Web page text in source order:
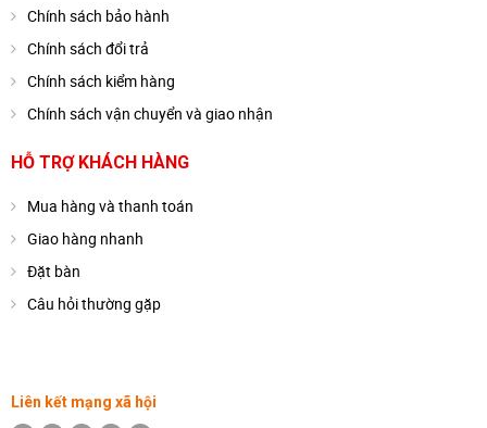
Chính sách bảo hành
Chính sách đổi trả
Chính sách kiểm hàng
Chính sách vận chuyển và giao nhận
HỖ TRỢ KHÁCH HÀNG
Mua hàng và thanh toán
Giao hàng nhanh
Đặt bàn
Câu hỏi thường gặp
Liên kết mạng xã hội